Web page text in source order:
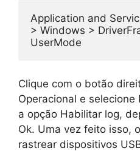
Application and
> Windows >
UserMode
Clique com o botão
Operacional e
a opção Habilitar log,
Ok. Uma vez feito isso,
rastrear dispositivos